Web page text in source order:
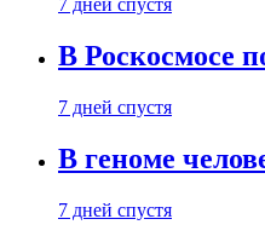
7 дней спустя
В Роскосмосе
7 дней спустя
В геноме
7 дней спустя